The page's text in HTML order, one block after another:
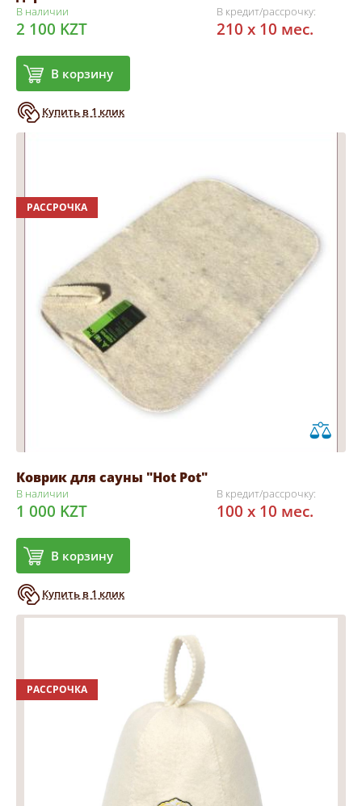
В наличии
2 100 KZT
В корзину
Купить в 1 клик
В кредит/рассрочку:
210 x 10 мес.
РАССРОЧКА
Коврик для сауны "Hot Pot"
В наличии
1 000 KZT
В корзину
Купить в 1 клик
В кредит/рассрочку:
100 x 10 мес.
РАССРОЧКА